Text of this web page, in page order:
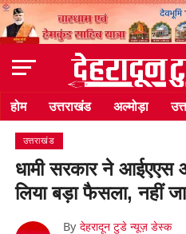
होम उत्तराखंड अल्मोड़ा
उत्तराखंड
धामी सरकार ने
लिया बड़ा फैसला, नहीं
By देहरादून टुडे न्यूज़ डेस्क